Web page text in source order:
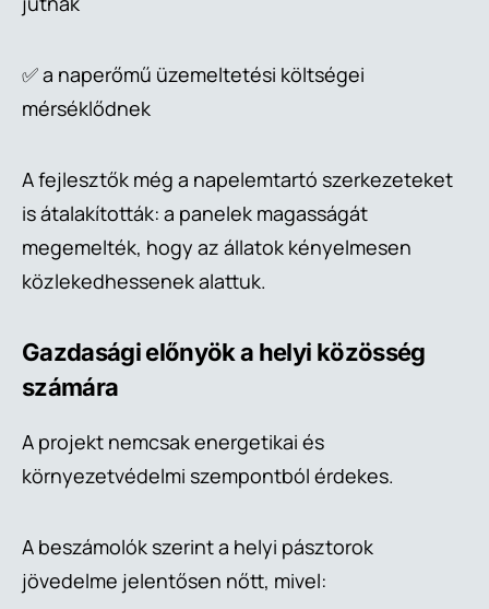
✅ a naperőmű üzemeltetési költségei
mérséklődnek
A fejlesztők még a napelemtartó szerkezeteket
is átalakították: a panelek magasságát
megemelték, hogy az állatok kényelmesen
közlekedhessenek alattuk.
Gazdasági előnyök a helyi közösség
számára
A projekt nemcsak energetikai és
környezetvédelmi szempontból érdekes.
A beszámolók szerint a helyi pásztorok
jövedelme jelentősen nőtt, mivel: